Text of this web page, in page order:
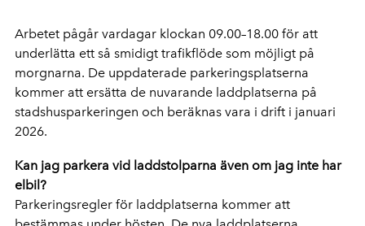
Arbetet pågår vardagar klockan 09.00–18.00 för att
underlätta ett så smidigt trafikflöde som möjligt på
morgnarna. De uppdaterade parkeringsplatserna
kommer att ersätta de nuvarande laddplatserna på
stadshusparkeringen och beräknas vara i drift i januari
2026.
Kan jag parkera vid laddstolparna även om jag inte har
elbil?
Parkeringsregler för laddplatserna kommer att